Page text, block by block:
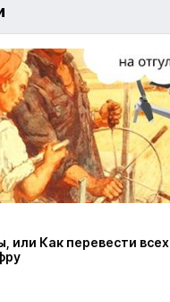
или Как перевести всех